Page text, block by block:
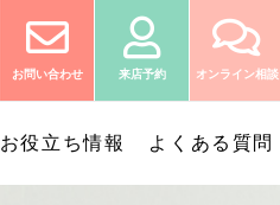
お問い合わせ 来店予約 オンライン相談
お役立ち情報 よくある質問